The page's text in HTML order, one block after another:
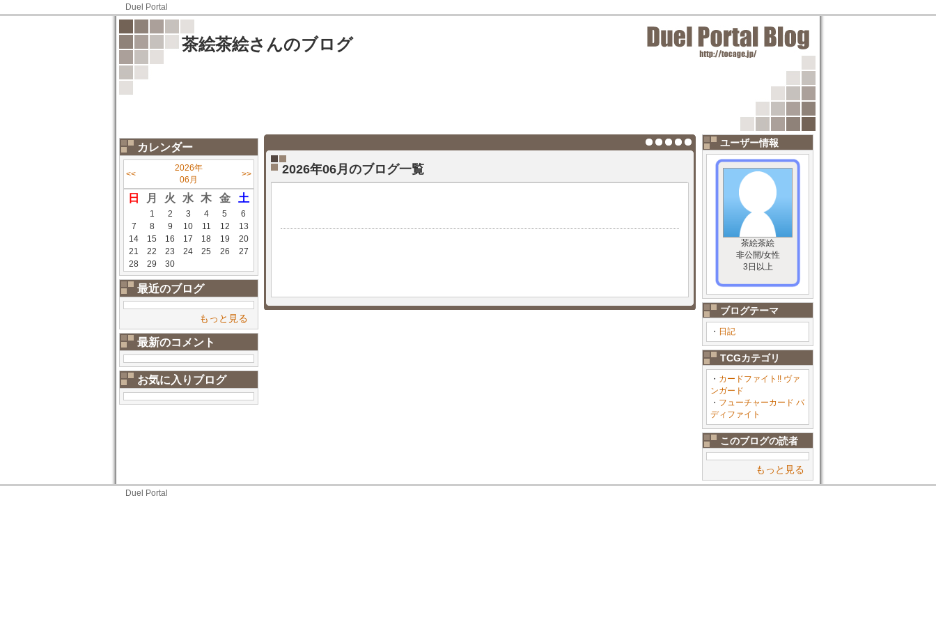
Duel Portal
茶絵茶絵さんのブログ
カレンダー
<<
2026年
06月
>>
日 月 火 水 木 金 土
1 2 3 4 5
6
7
8 9 10 11 12
13
14
15 16 17 18 19
20
21
22 23 24 25 26
27
28
29 30
最近のブログ
もっと見る
最新のコメント
お気に入りブログ
ユーザー情報
茶絵茶絵
非公開/女性
3日以上
ブログテーマ
・ 日記
TCGカテゴリ
・ カードファイト!! ヴァ
ンガード
・ フューチャーカード バ
ディファイト
このブログの読者
もっと見る
2026年06月のブログ一覧
Duel Portal